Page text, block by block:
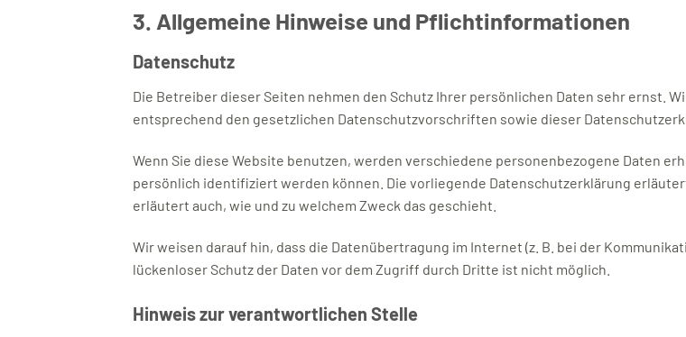
3. Allgemeine Hinweise und Pflicht­informationen
Datenschutz
Die Betreiber dieser Seiten nehmen den Schutz Ihrer persönlichen Daten sehr ernst.
entsprechend den gesetzlichen Datenschutzvorschriften sowie dieser
Wenn Sie diese Website benutzen, werden verschiedene personenbezogene Daten
persönlich identifiziert werden können. Die vorliegende Datenschutzerklärung
erläutert auch, wie und zu welchem Zweck das geschieht.
Wir weisen darauf hin, dass die Datenübertragung im Internet (z. B. bei der
lückenloser Schutz der Daten vor dem Zugriff durch Dritte ist nicht möglich.
Hinweis zur verantwortlichen Stelle